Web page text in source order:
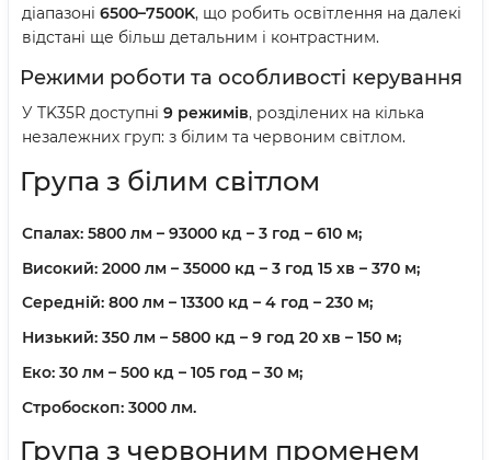
діапазоні 6500–7500K, що робить освітлення на далекі
відстані ще більш детальним і контрастним.
Режими роботи та особливості керування
У TK35R доступні 9 режимів, розділених на кілька
незалежних груп: з білим та червоним світлом.
Група з білим світлом
Спалах: 5800 лм – 93000 кд – 3 год – 610 м;
Високий: 2000 лм – 35000 кд – 3 год 15 хв – 370 м;
Середній: 800 лм – 13300 кд – 4 год – 230 м;
Низький: 350 лм – 5800 кд – 9 год 20 хв – 150 м;
Еко: 30 лм – 500 кд – 105 год – 30 м;
Стробоскоп: 3000 лм.
Група з червоним променем